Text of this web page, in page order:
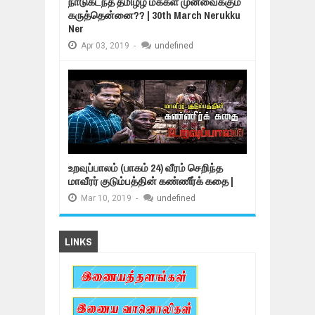
கருத்தென்னை?? | 30th March Nerukku
Ner
Apr 03, 2019 - undefined
உறவுப்பாலம் (பாகம் 24) வீரம் செறிந்த
மாவீரர் குடும்பத்தின் கண்ணீர்க் கதை |
Mar 10, 2019 - undefined
LINKS